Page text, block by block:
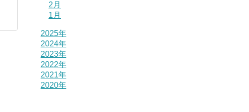
2月
1月
2025年
2024年
2023年
2022年
2021年
2020年